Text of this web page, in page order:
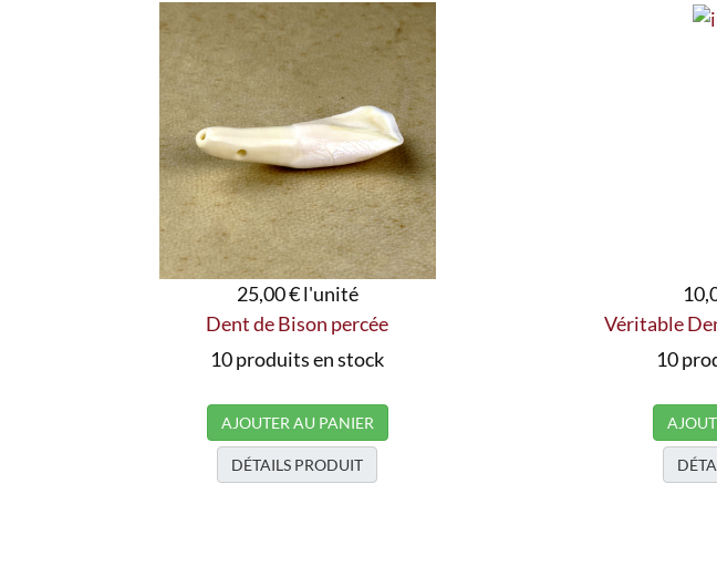
25,00 €l'unité
Dent de Bison percée
10 produits en stock
AJOUTER AU PANIER
DÉTAILS PRODUIT
Véritable
10